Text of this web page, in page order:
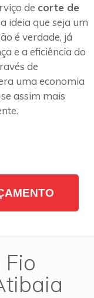
de corte de
ideia que seja um
é verdade, já
e a eficiência do
de
uma economia
assim mais